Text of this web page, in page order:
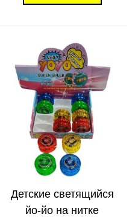
Детские светящийся
йо-йо на нитке